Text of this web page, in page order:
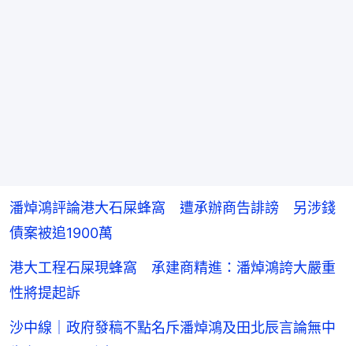
潘焯鴻評論港大石屎蜂窩 遭承辦商告誹謗 另涉錢
債案被追1900萬
港大工程石屎現蜂窩 承建商精進：潘焯鴻誇大嚴重
性將提起訴
沙中線｜政府發稿不點名斥潘焯鴻及田北辰言論無中